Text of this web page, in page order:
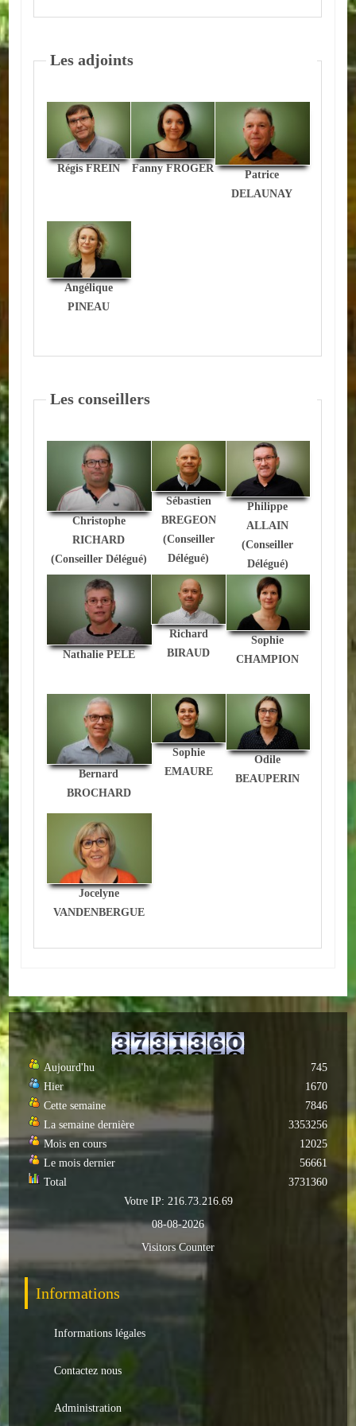
ECOLES
Ecole publique
Ecole privée
ASSOCIATIONS
Loisirs et animations
Services
Culturelles
L'agriculture
Capitale du chrysanthème
Nos entreprises
Hotels/Restaurants
Batiments/TP
Services
ENVIRONNEMENT
Informations générales
Les adjoints
Régis FREIN Fanny FROGER
Patrice
DELAUNAY
Angélique
PINEAU
Les conseillers
Christophe
RICHARD
(Conseiller Délégué)
Sébastien
BREGEON
(Conseiller
Délégué)
Philippe
ALLAIN
(Conseiller
Délégué)
Nathalie PELE
Richard
BIRAUD
Sophie
CHAMPION
Bernard
BROCHARD
Sophie
EMAURE
Odile
BEAUPERIN
Jocelyne
VANDENBERGUE
Aujourd'hu
Hier
Cette semaine
La semaine dernière
Mois en cours
Le mois dernier
Total
745
1670
7846
3353256
12025
56661
3731360
Votre IP: 216.73.216.69
08-08-2026
Visitors Counter
Informations
Informations légales
Contactez nous
Administration